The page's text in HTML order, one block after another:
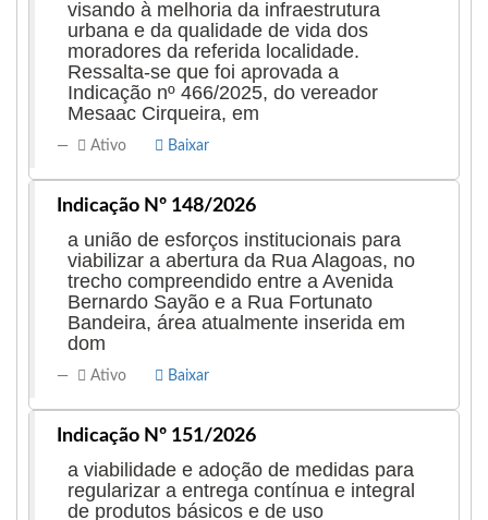
visando à melhoria da infraestrutura
urbana e da qualidade de vida dos
moradores da referida localidade.
Ressalta-se que foi aprovada a
Indicação nº 466/2025, do vereador
Mesaac Cirqueira, em
Ativo Baixar
Indicação Nº 148/2026
a união de esforços institucionais para
viabilizar a abertura da Rua Alagoas, no
trecho compreendido entre a Avenida
Bernardo Sayão e a Rua Fortunato
Bandeira, área atualmente inserida em
dom
Ativo Baixar
Indicação Nº 151/2026
a viabilidade e adoção de medidas para
regularizar a entrega contínua e integral
de produtos básicos e de uso